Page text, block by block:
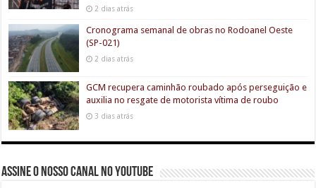
2 dias atrás
Cronograma semanal de obras no Rodoanel Oeste
(SP-021)
2 dias atrás
GCM recupera caminhão roubado após perseguição e
auxilia no resgate de motorista vítima de roubo
3 dias atrás
Assine o nosso canal no youtube